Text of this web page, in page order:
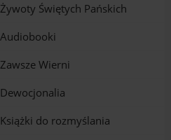
Żywoty Świętych Pańskich
Audiobooki
Zawsze Wierni
Dewocjonalia
Książki do rozmyślania